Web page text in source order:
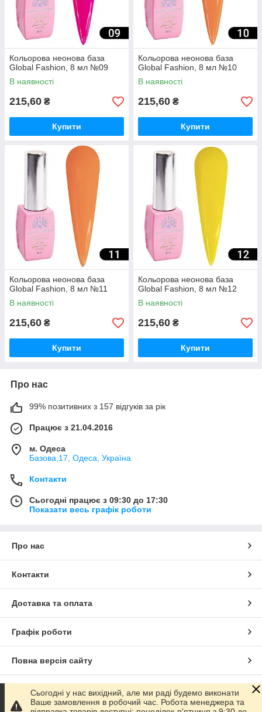
Кольорова неонова база
Global Fashion, 8 мл №09
В наявності
215,60 ₴
Купити
Кольорова неонова база
Global Fashion, 8 мл №10
В наявності
215,60 ₴
Купити
Кольорова неонова база
Global Fashion, 8 мл №11
В наявності
215,60 ₴
Купити
Кольорова неонова база
Global Fashion, 8 мл №12
В наявності
215,60 ₴
Купити
Про нас
99% позитивних з 157 відгуків за рік
Працює з 21.04.2016
м. Одеса
Базова,17, Одеса, Україна
Контакти
Сьогодні працює з 09:30 до 17:30
Показати весь графік роботи
Про нас
Контакти
Доставка та оплата
Графік роботи
Повна версія сайту
Сайт створено на маркетплейсі Prom.ua
Сьогодні у нас вихідний, але ми раді будемо виконати
Ваше замовлення в робочий час. Робота менеджера та